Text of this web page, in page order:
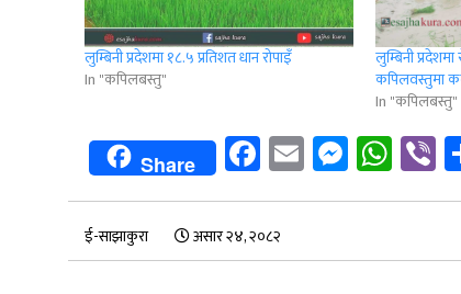
लुम्बिनी प्रदेशमा १८.५ प्रतिशत धान रोपाइँ
In "कपिलबस्तु"
लुम्बिनी
कपिलवस्तुमा
In "कपिलबस्तु"
Share Facebook
Email
ई-साझाकुरा असार २४, २०८२